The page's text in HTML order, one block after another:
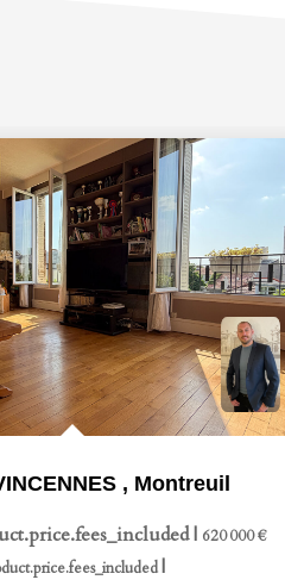
, Montreuil
| 620 000 €
|